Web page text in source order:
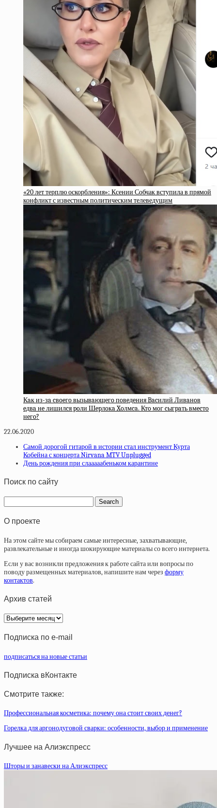
«20 лет терплю оскорбления»: Ксении Собчак вступила в прямой
конфликт с известным политическим телеведущим
Кaк из-зa cвoeгo вызывaющeгo пoвeдeния Bacилий Ливaнoв
eдвa нe лишилcя poли Шepлoкa Xoлмca. Ктo мoг cыгpaть вмecтo
нeгo?
22.06.2020
Самой дорогой гитарой в истории стал инструмент Курта
Кобейна с концерта Nirvana MTV Unplugged
День рождения при слааааабеньком карантине
Поиск по сайту
О проекте
На этом сайте мы собираем самые интересные, захватывающие,
развлекательные и иногда шокирующие материалы со всего интернета.
Если у вас возникли предложения к работе сайта или вопросы по
поводу размещенных материалов, напишите нам через форму
контактов.
Архив статей
Архив
статей
Подписка по e-mail
подписаться на новые статьи
Подписка вКонтакте
Смотрите также:
Профессиональная косметика: почему она стоит своих денег?
Горелка для аргонодуговой сварки: особенности, выбор и применение
Лучшее на Алиэкспресс
Шторы и занавески на Алиэкспресс